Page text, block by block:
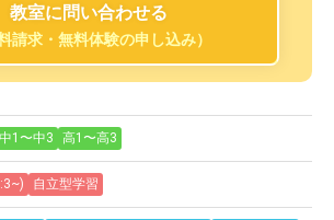
教室に問い合わせる
料請求・無料体験の申し込み）
中1〜中3 高1〜高3
自立型学習